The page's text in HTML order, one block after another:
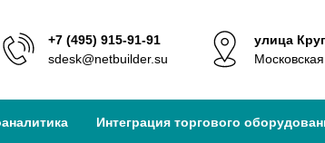
+7 (495) 915-91-91
sdesk@netbuilder.su
улица
Интеграция торгового